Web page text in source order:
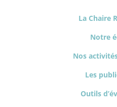
La Chaire
Notre
Nos
Les
Outils